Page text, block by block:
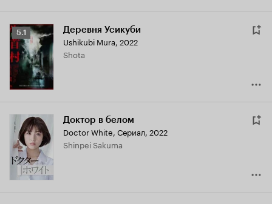
Рейтинг
Кинопоиска
5.1
5.1 Деревня Усикуби
Ushikubi Mura, 2022
Shota
Доктор в белом
Doctor White, Сериал, 2022
Shinpei Sakuma